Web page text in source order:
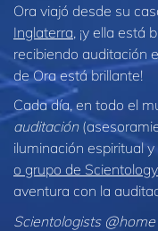
Ora viajó desde su
Inglaterra , ¡y ella
recibiendo auditación
de Ora está brillante!
Cada día, en todo el
auditación
iluminación espiritual y
o grupo de
aventura con la
Scientologists @home